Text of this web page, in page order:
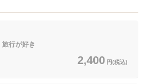
行が好き
2,400 円(税込)